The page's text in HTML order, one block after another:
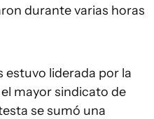
durante varias horas
estuvo liderada por la
mayor sindicato de
se sumó una